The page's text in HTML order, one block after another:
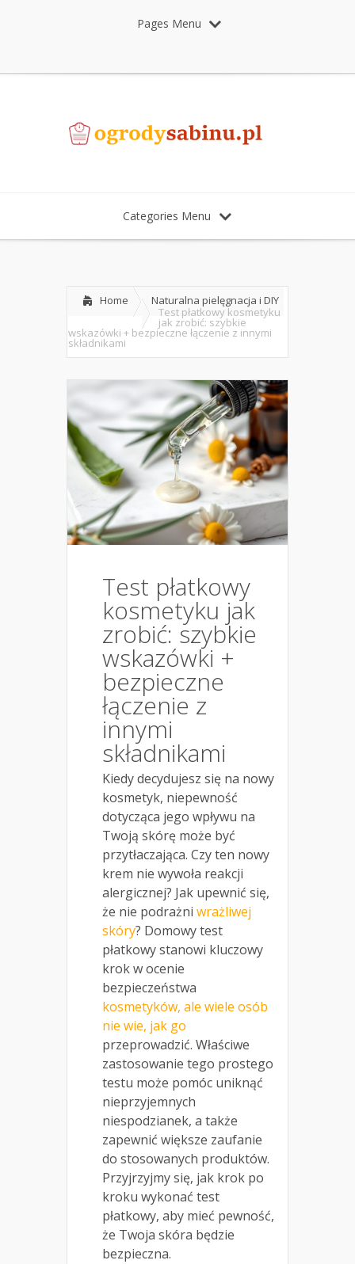
Pages Menu
Categories Menu
Home
Naturalna pielęgnacja i DIY
Test płatkowy kosmetyku
jak zrobić: szybkie
wskazówki + bezpieczne łączenie z innymi
składnikami
Test płatkowy
kosmetyku jak
zrobić: szybkie
wskazówki +
bezpieczne
łączenie z
innymi
składnikami
Kiedy decydujesz się na nowy
kosmetyk, niepewność
dotycząca jego wpływu na
Twoją skórę może być
przytłaczająca. Czy ten nowy
krem nie wywoła reakcji
alergicznej? Jak upewnić się,
że nie podrażni wrażliwej
skóry? Domowy test
płatkowy stanowi kluczowy
krok w ocenie
bezpieczeństwa
kosmetyków, ale wiele osób
nie wie, jak go
przeprowadzić. Właściwe
zastosowanie tego prostego
testu może pomóc uniknąć
nieprzyjemnych
niespodzianek, a także
zapewnić większe zaufanie
do stosowanych produktów.
Przyjrzyjmy się, jak krok po
kroku wykonać test
płatkowy, aby mieć pewność,
że Twoja skóra będzie
bezpieczna.